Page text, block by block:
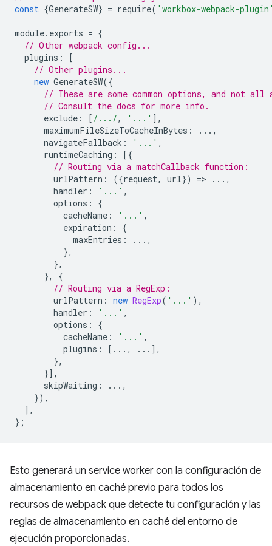
const {GenerateSW} = require( 'workbox-webpack-
module. exports = {
// Other webpack config...
plugins :
[
// Other plugins...
new GenerateSW({
// These are some common options, and not
// Consult the docs for more info.
exclude : [ /.../, '...' ],
maximumFileSizeToCacheInBytes :
...,
navigateFallback : '...' ,
runtimeCaching :
[{
// Routing via a matchCallback function:
urlPattern : ({request, url}) =>
...,
handler : '...' ,
options :
{
cacheName : '...' ,
expiration :
{
maxEntries :
...,
},
},
},
{
// Routing via a RegExp:
urlPattern : new RegExp( '...' ),
handler : '...' ,
options :
{
cacheName : '...' ,
plugins : [...,
...],
},
}],
skipWaiting :
...,
}),
],
};
Esto generará un service worker con la configuración de
almacenamiento en caché previo para todos los
recursos de webpack que detecte tu configuración y las
reglas de almacenamiento en caché del entorno de
ejecución proporcionadas.